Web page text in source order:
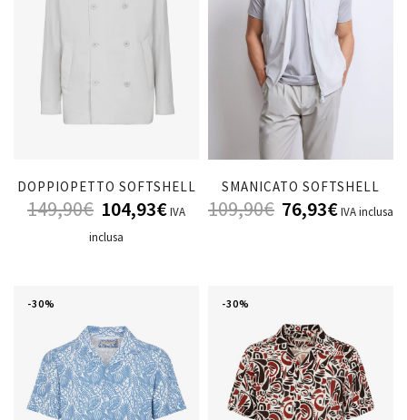
DOPPIOPETTO SOFTSHELL
149,90€ 104,93€IVA
inclusa
SMANICATO SOFTSHELL
109,90€ 76,93€IVA inclusa
-30% -30%